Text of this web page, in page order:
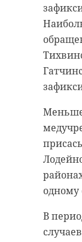
Меньше
одному
В